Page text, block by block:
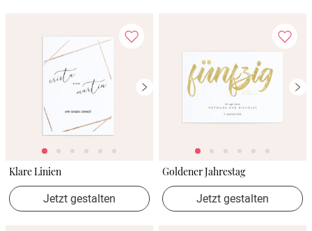
Klare Linien
Jetzt gestalten
Goldener Jahrestag
Jetzt gestalten